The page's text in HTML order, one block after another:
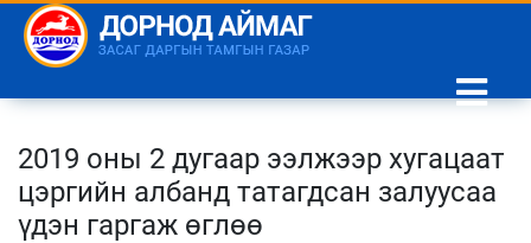
2019 оны 2 дугаар ээлжээр хугацаат
цэргийн албанд татагдсан залуусаа
үдэн гаргаж өглөө